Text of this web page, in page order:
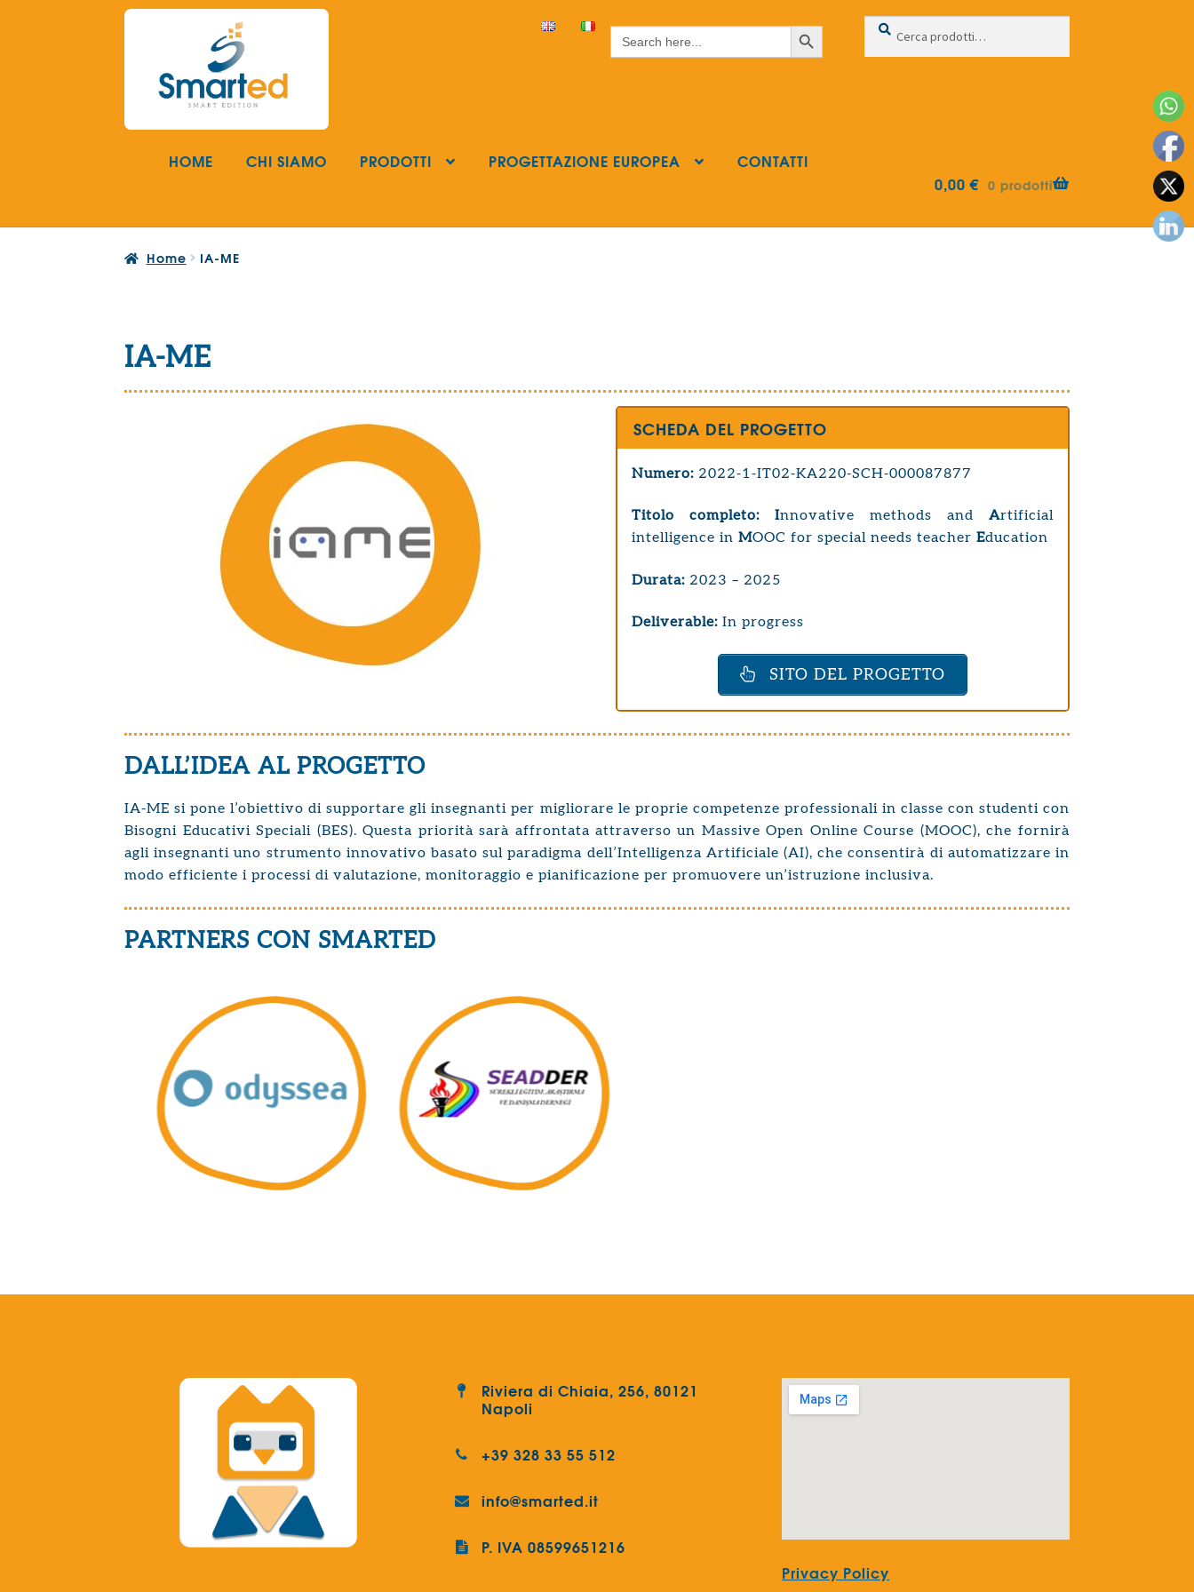
Vai
navigazione
Vai
Search
for:
Search Button Cerca:
Cerca
HOME CHI SIAMO PRODOTTI PROGETTAZIONE EUROPEA
CONTATTI
0,00€ 0 prodotti
Home IA-ME
IA-ME
SCHEDA DEL PROGETTO
Numero: 2022-1-IT02-KA220-SCH-000087877
Titolo completo: Innovative methods and Artificial
intelligence inMOOC for special needs teacher Education
Durata: 2023 – 2025
Deliverable:In progress
SITO DEL PROGETTO
DALL’IDEA AL PROGETTO
IA-ME si pone l’obiettivo di supportare gli insegnanti per migliorare le proprie competenze professionali in classe con studenti con
Bisogni Educativi Speciali (BES). Questa priorità sarà affrontata attraverso un Massive Open Online Course (MOOC), che fornirà
agli insegnanti uno strumento innovativo basato sul paradigma dell’Intelligenza Artificiale (AI), che consentirà di automatizzare in
modo efficiente i processi di valutazione, monitoraggio e pianificazione per promuovere un’istruzione inclusiva.
PARTNERS CON SMARTED
Riviera di Chiaia, 256, 80121
Napoli
+39 328 33 55 512
info@smarted.it
P. IVA 08599651216
Privacy Policy